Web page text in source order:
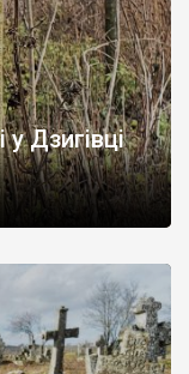
Дзигівці